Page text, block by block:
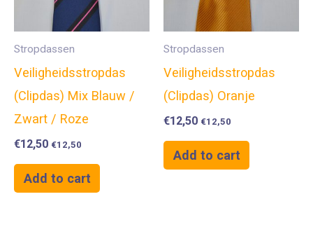
Stropdassen
Veiligheidsstropdas
(Clipdas) Mix Blauw /
Zwart / Roze
€12,50 €12,50
Add to cart
Stropdassen
Veiligheidsstropdas
(Clipdas) Oranje
€12,50 €12,50
Add to cart